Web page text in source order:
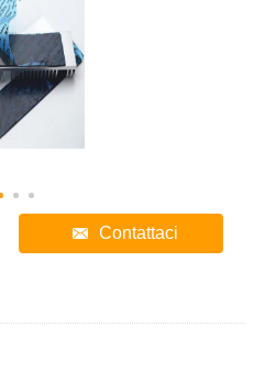
Contattaci